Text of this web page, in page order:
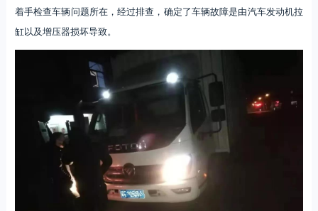
着手检查车辆问题所在，经过排查，确定了车辆故障是由汽车发动机拉
缸以及增压器损坏导致。